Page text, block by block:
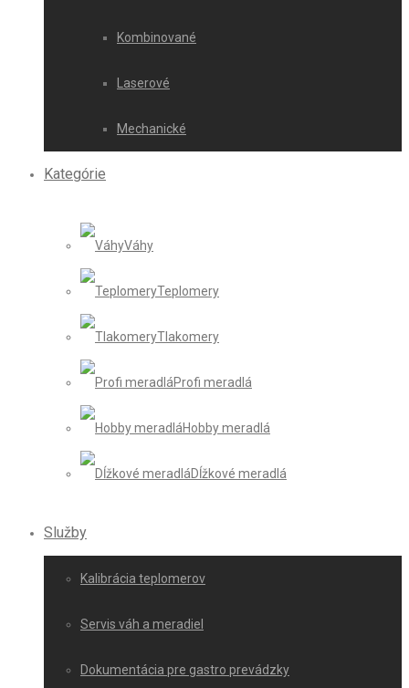
Kombinované
Laserové
Mechanické
Kategórie
Váhy
Teplomery
Tlakomery
Profi meradlá
Hobby meradlá
Dĺžkové meradlá
Služby
Kalibrácia teplomerov
Servis váh a meradiel
Dokumentácia pre gastro prevádzky